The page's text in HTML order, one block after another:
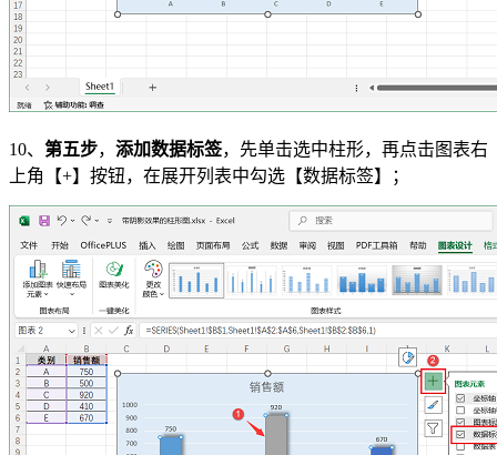
10、 第五步， 添加数据标签，先单击选中柱形，再点击图表右
上角【+】按钮，在展开列表中勾选【数据标签】；